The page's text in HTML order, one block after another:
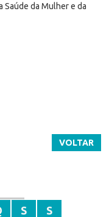
Saúde da Mulher e da
VOLTAR
S
S